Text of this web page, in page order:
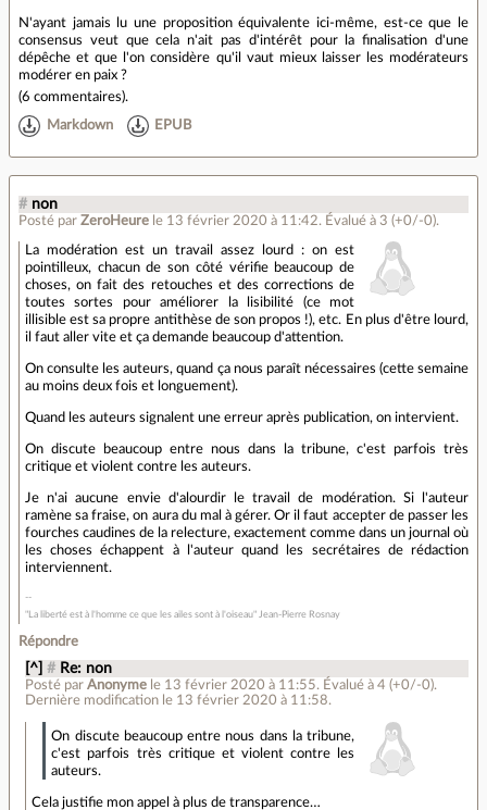
N'ayant jamais lu une proposition équivalente ici-même, est-ce que le
consensus veut que cela n'ait pas d'intérêt pour la finalisation d'une
dépêche et que l'on considère qu'il vaut mieux laisser les modérateurs
modérer en paix ?
(6 commentaires).
Markdown EPUB
# non
Posté par ZeroHeure le 13 février 2020 à 11:42. Évalué à 3 (+0/-0).
La modération est un travail assez lourd : on est
pointilleux, chacun de son côté vérifie beaucoup de
choses, on fait des retouches et des corrections de
toutes sortes pour améliorer la lisibilité (ce mot
illisible est sa propre antithèse de son propos !), etc. En plus d'être lourd,
il faut aller vite et ça demande beaucoup d'attention.
On consulte les auteurs, quand ça nous paraît nécessaires (cette semaine
au moins deux fois et longuement).
Quand les auteurs signalent une erreur après publication, on intervient.
On discute beaucoup entre nous dans la tribune, c'est parfois très
critique et violent contre les auteurs.
Je n'ai aucune envie d'alourdir le travail de modération. Si l'auteur
ramène sa fraise, on aura du mal à gérer. Or il faut accepter de passer les
fourches caudines de la relecture, exactement comme dans un journal où
les choses échappent à l'auteur quand les secrétaires de rédaction
interviennent.
"La liberté est à l'homme ce que les ailes sont à l'oiseau" Jean-Pierre Rosnay
Répondre
[^] # Re: non
Posté parAnonyme le 13 février 2020 à 11:55. Évalué à4 (+0/-0).
Dernière modification le 13 février 2020 à 11:58.
On discute beaucoup entre nous dans la tribune,
c'est parfois très critique et violent contre les
auteurs.
Cela justifie mon appel à plus de transparence…